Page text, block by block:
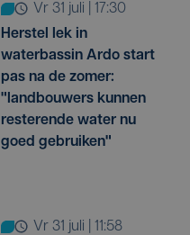
vr 31 juli | 17:30
Herstel lek in
waterbassin Ardo start
pas na de zomer:
"landbouwers kunnen
resterende water nu
goed gebruiken"
vr 31 juli | 11:58